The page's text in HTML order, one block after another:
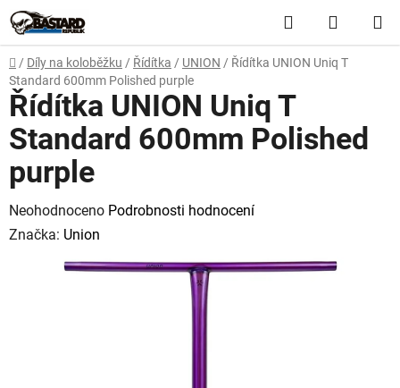
Přejít
na
obsah
Hledat
KOŠÍK
Domů
/ Díly na koloběžku / Řídítka / UNION / Řídítka UNION Uniq T
Standard 600mm Polished purple
Řídítka UNION Uniq T
Standard 600mm Polished
purple
Průměrné
hodnocení
Neohodnoceno Podrobnosti hodnocení
Značka: Union